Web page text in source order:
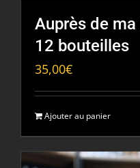
Auprès de
12 bouteilles
35,00€
Ajouter au panier